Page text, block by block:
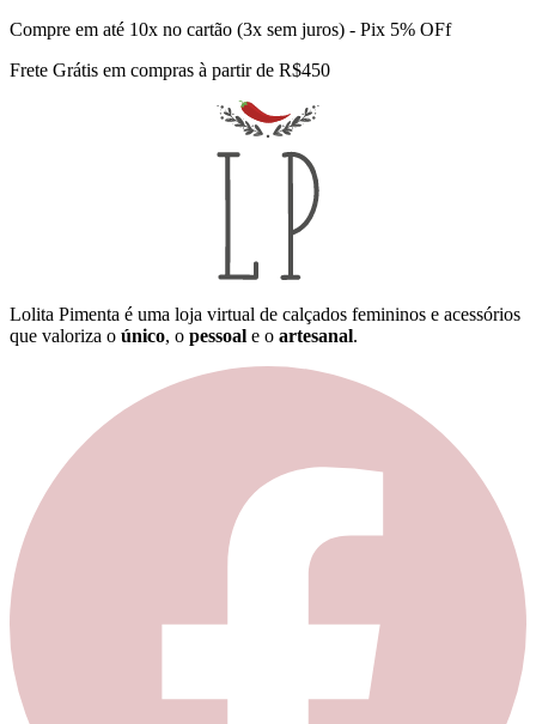
Compre em até 10x no cartão (3x sem juros) - Pix 5% OFf
Frete Grátis em compras à partir de R$450
Lolita Pimenta é uma loja virtual de calçados femininos e acessórios
que valoriza o único, o pessoal e o artesanal.